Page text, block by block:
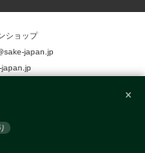
×
ショップ
japan.jp
japan.jp
ています。
場合、お酒を販売致しません。
reserved.